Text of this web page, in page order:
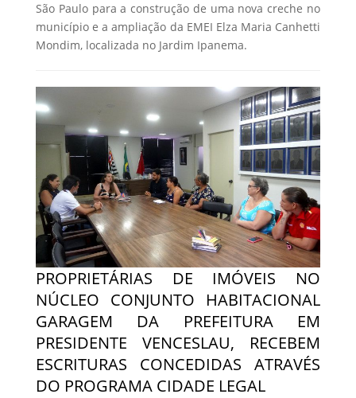
São Paulo para a construção de uma nova creche no
município e a ampliação da EMEI Elza Maria Canhetti
Mondim, localizada no Jardim Ipanema.
PROPRIETÁRIAS DE IMÓVEIS NO
NÚCLEO CONJUNTO HABITACIONAL
GARAGEM DA PREFEITURA EM
PRESIDENTE VENCESLAU, RECEBEM
ESCRITURAS CONCEDIDAS ATRAVÉS
DO PROGRAMA CIDADE LEGAL